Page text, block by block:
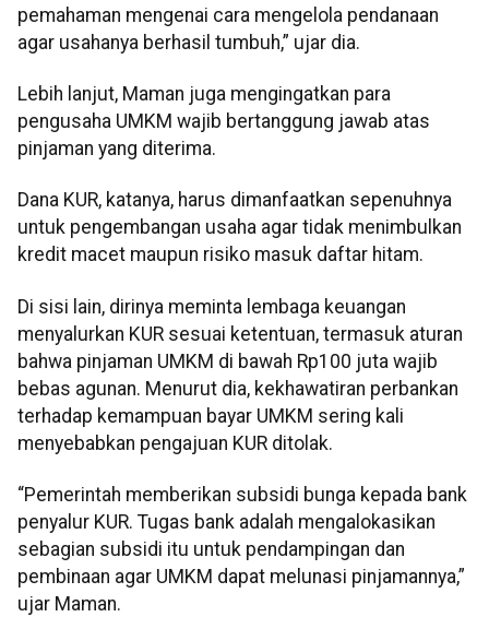
pemahaman mengenai cara mengelola pendanaan
agar usahanya berhasil tumbuh,” ujar dia.
Lebih lanjut, Maman juga mengingatkan para
pengusaha UMKM wajib bertanggung jawab atas
pinjaman yang diterima.
Dana KUR, katanya, harus dimanfaatkan sepenuhnya
untuk pengembangan usaha agar tidak menimbulkan
kredit macet maupun risiko masuk daftar hitam.
Di sisi lain, dirinya meminta lembaga keuangan
menyalurkan KUR sesuai ketentuan, termasuk aturan
bahwa pinjaman UMKM di bawah Rp100 juta wajib
bebas agunan. Menurut dia, kekhawatiran perbankan
terhadap kemampuan bayar UMKM sering kali
menyebabkan pengajuan KUR ditolak.
“Pemerintah memberikan subsidi bunga kepada bank
penyalur KUR. Tugas bank adalah mengalokasikan
sebagian subsidi itu untuk pendampingan dan
pembinaan agar UMKM dapat melunasi pinjamannya,”
ujar Maman.